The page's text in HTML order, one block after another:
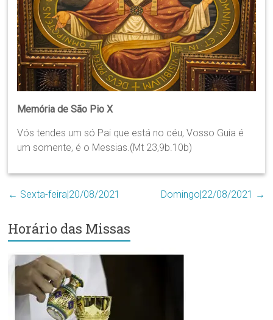
Região
Episcopal
Sé
Setor
Bom
Retiro
Memória de São Pio X
Vós tendes um só Pai que está no céu, Vosso Guia é
um somente, é o Messias.(Mt 23,9b.10b)
← Sexta-feira|20/08/2021 Domingo|22/08/2021 →
Horário das Missas